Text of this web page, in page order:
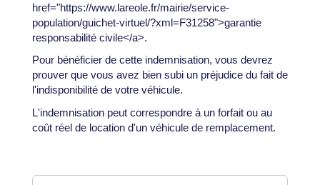
href="https://www.lareole.fr/mairie/service-
population/guichet-virtuel/?xml=F31258">garantie
responsabilité civile</a>.
Pour bénéficier de cette indemnisation, vous devrez
prouver que vous avez bien subi un préjudice du fait de
l'indisponibilité de votre véhicule.
L'indemnisation peut correspondre à un forfait ou au
coût réel de location d'un véhicule de remplacement.